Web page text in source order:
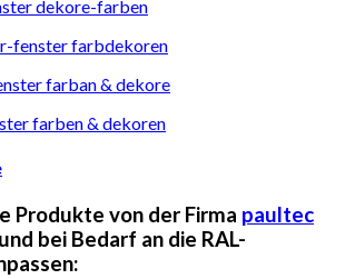
Produkte von der Firma paultec
bei Bedarf an die RAL-